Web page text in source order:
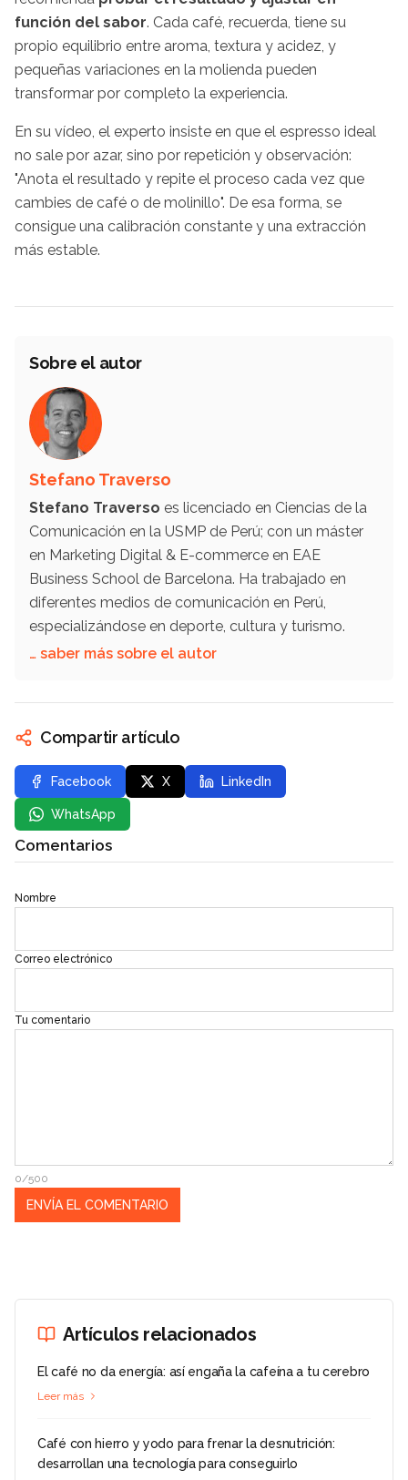
función del sabor. Cada café, recuerda, tiene su
propio equilibrio entre aroma, textura y acidez, y
pequeñas variaciones en la molienda pueden
transformar por completo la experiencia.
En su vídeo, el experto insiste en que el espresso ideal
no sale por azar, sino por repetición y observación:
"Anota el resultado y repite el proceso cada vez que
cambies de café o de molinillo". De esa forma, se
consigue una calibración constante y una extracción
más estable.
Sobre el autor
Stefano Traverso
Stefano Traverso es licenciado en Ciencias de la
Comunicación en la USMP de Perú; con un máster
en Marketing Digital & E-commerce en EAE
Business School de Barcelona. Ha trabajado en
diferentes medios de comunicación en Perú,
especializándose en deporte, cultura y turismo.
… saber más sobre el autor
Compartir artículo
Facebook X LinkedIn
WhatsApp
Comentarios
Nombre
Correo electrónico
Tu comentario
0/500
Artículos relacionados
El café no da energía: así engaña la cafeína a tu cerebro
Leer más
Café con hierro y yodo para frenar la desnutrición:
desarrollan una tecnología para conseguirlo